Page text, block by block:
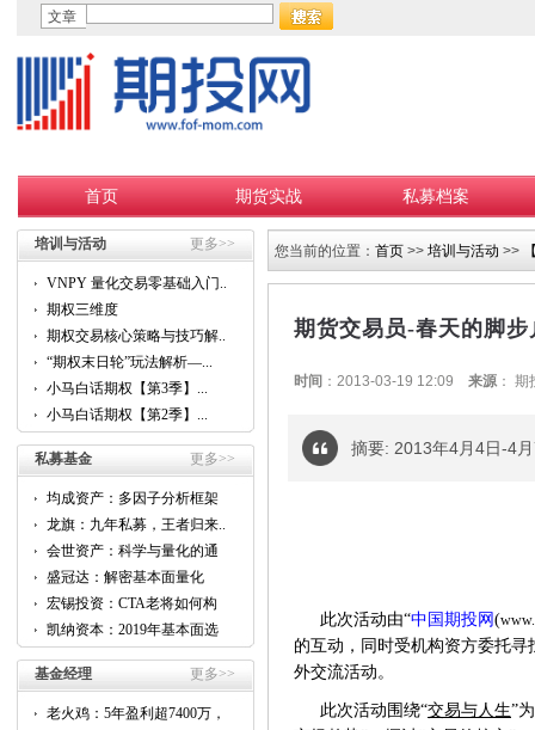
文章
首页 期货实战 私募档案
培训与活动 更多>>
VNPY 量化交易零基础入门...
期权三维度
期权交易核心策略与技巧解...
“期权末日轮”玩法解析—...
小马白话期权【第3季】...
小马白话期权【第2季】...
私募基金 更多>>
均成资产：多因子分析框架
的...
龙旗：九年私募，王者归来...
会世资产：科学与量化的通
用...
盛冠达：解密基本面量化
CTA...
宏锡投资：CTA老将如何构
建...
凯纳资本：2019年基本面选
股...
基金经理
更多>>
老火鸡：5年盈利超7400万，
您当前的位置： 首页 >> 培训与活动 >>
期货交易员-春天的脚步
时间 ：2013-03-19 12:09 来源：
摘要: 2013年4月4日-4
此次活动由“中国期投网 (
的互动，同时受机构资方委托寻
外交流活动。
此次活动围绕“交易与人生”